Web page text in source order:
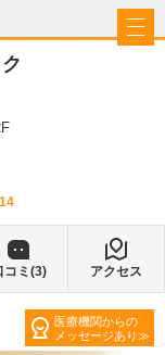
コミ(3) アクセス
医療機関からの
メッセージあり